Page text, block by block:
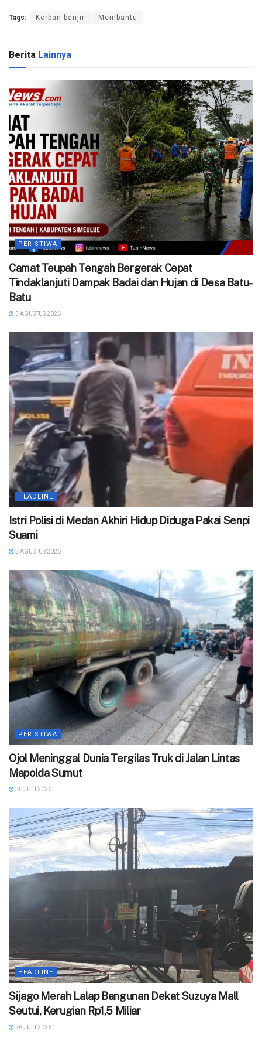
Tags: Korban banjir Membantu
Berita Lainnya
PERISTIWA
Camat Teupah Tengah Bergerak Cepat
Tindaklanjuti Dampak Badai dan Hujan di Desa Batu-
Batu
3 AGUSTUS 2026
HEADLINE
‎Istri Polisi di Medan Akhiri Hidup Diduga Pakai Senpi
Suami
3 AGUSTUS 2026
PERISTIWA
Ojol Meninggal Dunia Tergilas Truk di Jalan Lintas
Mapolda Sumut
30 JULI 2026
HEADLINE
Sijago Merah Lalap Bangunan Dekat Suzuya Mall
Seutui, Kerugian Rp1,5 Miliar
26 JULI 2026